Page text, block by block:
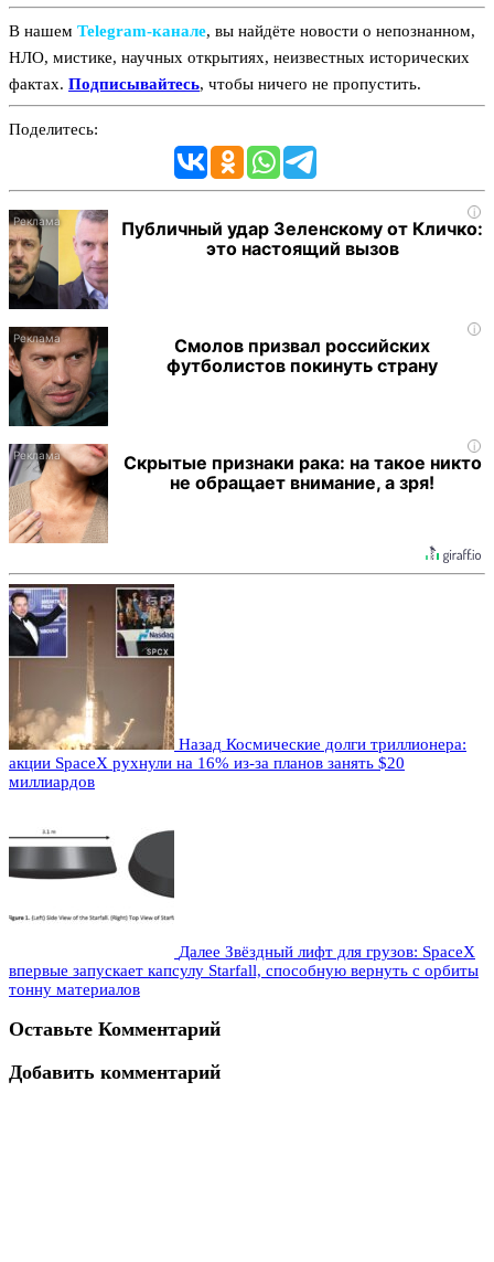
В нашем Telegram‑канале, вы найдёте новости о непознанном,
НЛО, мистике, научных открытиях, неизвестных исторических
фактах. Подписывайтесь, чтобы ничего не пропустить.
Поделитесь:
i
Публичный удар Зеленскому от Кличко:
это настоящий вызов
i
Смолов призвал российских
футболистов покинуть страну
i
Скрытые признаки рака: на такое никто
не обращает внимание, а зря!
Назад Космические долги триллионера:
акции SpaceX рухнули на 16% из-за планов занять $20
миллиардов
Далее Звёздный лифт для грузов: SpaceX
впервые запускает капсулу Starfall, способную вернуть с орбиты
тонну материалов
Оставьте Комментарий
Добавить комментарий